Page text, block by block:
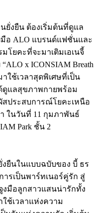
ยั่งยืน ต้องเริ่มต้นที่ดูแล
อ ALO แบรนด์แฟชั่นและ
โยคะที่จะมาเติมเอเนจี้
x ICONSIAM Breath
าใช้เวลาสุดพิเศษที่เป็น
ดูแลสุขภาพกายพร้อม
ประสบการณ์โยคะเหนือ
ในวันที่ 11 กุมภาพันธ์
Park ชั้น 2
งยืนในแบบฉบับของ บี้ ธร
รเป็นพาร์ทเนอร์คู่รัก สู่
งมือลูกสาวแสนน่ารักทั้ง
ใช้เวลาแห่งความ